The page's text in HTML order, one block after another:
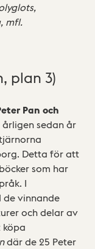
mfl.
plan 3)
Pan och
årligen sedan år
Detta för att
som har
I
de vinnande
och delar av
köpa
där de 25 Peter